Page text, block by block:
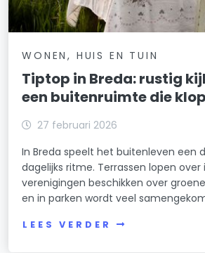
WONEN, HUIS EN TUIN
Tiptop in Breda: rustig
een buitenruimte die
27 februari 2026
In Breda speelt het buitenleven een
dagelijks ritme. Terrassen lopen over
verenigingen beschikken over
en in parken wordt veel
LEES VERDER